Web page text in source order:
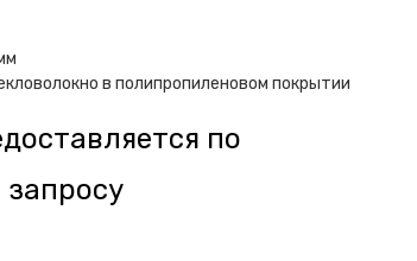
в полипропиленовом покрытии
по
запросу